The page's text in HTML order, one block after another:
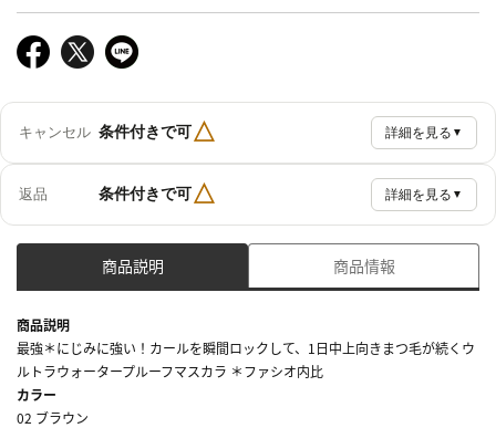
キャンセル 条件付きで可△ 詳細を見る ▼
返品 条件付きで可△ 詳細を見る ▼
商品説明 商品情報
商品説明
最強＊にじみに強い！カールを瞬間ロックして、1日中上向きまつ毛が続くウ
ルトラウォータープルーフマスカラ ＊ファシオ内比
カラー
02 ブラウン